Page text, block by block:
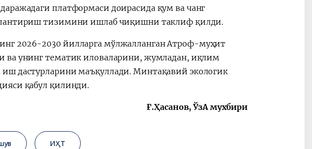
платформаси доирасида қум ва чанг
тизимини ишлаб чиқишни таклиф қилди.
2026-2030 йилларга мўлжалланган Атроф-муҳит
ва унинг тематик иловаларини, жумладан, иқлим
дастурларини маъқуллади. Минтақавий экологик
қабул қилинди.
Ғ.Ҳасанов, ЎзА мухбири
ИҲТ